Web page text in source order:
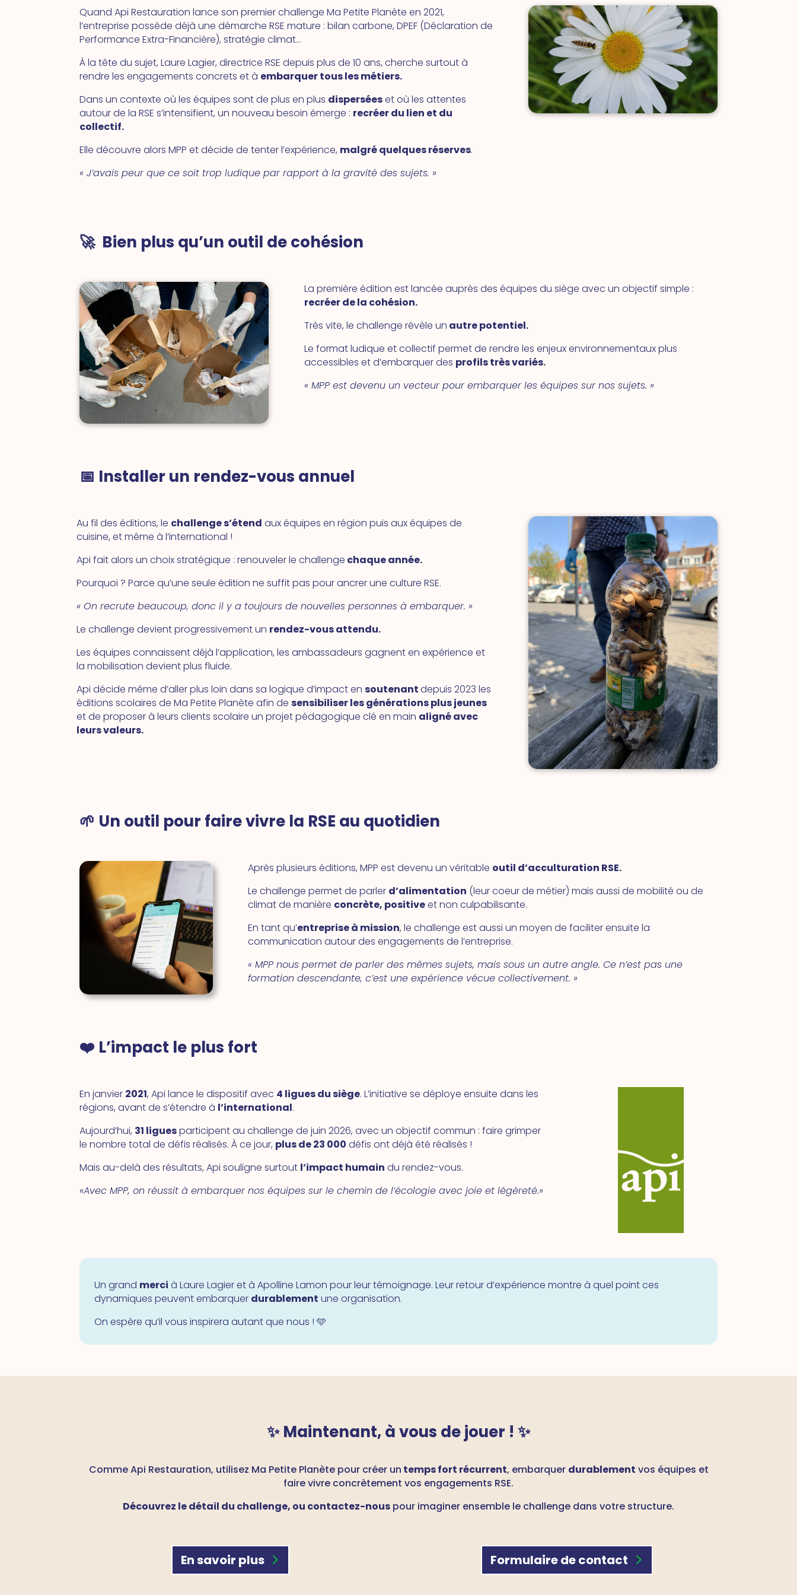
Quand Api Restauration lance son premier challenge Ma Petite Planète en 2021,
l’entreprise possède déjà une démarche RSE mature : bilan carbone, DPEF (Déclaration de
Performance Extra-Financière), stratégie climat…
À la tête du sujet, Laure Lagier, directrice RSE depuis plus de 10 ans, cherche surtout à
rendre les engagements concrets et à embarquer tous les métiers.
Dans un contexte où les équipes sont de plus en plus disperséeset où les attentes
autour de la RSE s’intensifient, un nouveau besoin émerge : recréer du lien et du
collectif.
Elle découvre alors MPP et décide de tenter l’expérience, malgré quelques réserves.
« J’avais peur que ce soit trop ludique par rapport à la gravité des sujets. »
🚀 Bien plus qu’un outil de cohésion
La première édition est lancée auprès des équipes du siège avec un objectif simple :
recréer de la cohésion.
Très vite, le challenge révèle un autre potentiel.
Le format ludique et collectif permet de rendre les enjeux environnementaux plus
accessibles et d’embarquer des profils très variés.
« MPP est devenu un vecteur pour embarquer les équipes sur nos sujets. »
📅 Installer un rendez-vous annuel
Au fil des éditions, le challenge s’étend aux équipes en région puis aux équipes de
cuisine, et même à l’international !
Api fait alors un choix stratégique : renouveler le challenge chaque année.
Pourquoi ? Parce qu’une seule édition ne suffit pas pour ancrer une culture RSE.
« On recrute beaucoup, donc il y a toujours de nouvelles personnes à embarquer. »
Le challenge devient progressivement un rendez-vous attendu.
Les équipes connaissent déjà l’application, les ambassadeurs gagnent en expérience et
la mobilisation devient plus fluide.
Api décide même d’aller plus loin dans sa logique d’impact ensoutenantdepuis 2023 les
éditions scolaires de Ma Petite Planète afin desensibiliser les générations plus jeunes
et de proposer à leurs clients scolaire un projet pédagogique clé en main aligné avec
leurs valeurs.
🌱 Un outil pour faire vivre la RSE au quotidien
Après plusieurs éditions, MPP est devenu un véritable outil d’acculturation RSE.
Le challenge permet de parler d’alimentation (leur coeur de métier) mais aussi de mobilité ou de
climat de manière concrète, positiveet non culpabilisante.
En tant qu’entreprise à mission, le challenge est aussi un moyen de faciliter ensuite la
communication autour des engagements de l’entreprise.
« MPP nous permet de parler des mêmes sujets, mais sous un autre angle. Ce n’est pas une
formation descendante, c’est une expérience vécue collectivement. »
❤️ L’impact le plus fort
En janvier 2021, Api lance le dispositif avec 4 ligues du siège. L’initiative se déploye ensuite dans les
régions, avant de s’étendre à l’international.
Aujourd’hui, 31 liguesparticipent au challenge de juin 2026, avec un objectif commun : faire grimper
le nombre total de défis réalisés. À ce jour, plus de 23 000 défis ont déjà été réalisés !
Mais au-delà des résultats, Api souligne surtout l’impact humain du rendez-vous.
«Avec MPP, on réussit à embarquer nos équipes sur le chemin de l’écologie avec joie et légèreté.»
Un grand merci à Laure Lagier et à Apolline Lamon pour leur témoignage. Leur retour d’expérience montre à quel point ces
dynamiques peuvent embarquer durablement une organisation.
On espère qu’il vous inspirera autant que nous ! 🩵
✨ Maintenant, àvous de jouer ! ✨
Comme Api Restauration, utilisez Ma Petite Planète pour créer un temps fort récurrent, embarquer durablement vos équipes et
faire vivre concrètement vos engagements RSE.
Découvrez le détail du challenge, ou contactez-nous pour imaginer ensemble le challenge dans votre structure.
En savoir plus Formulaire de contact